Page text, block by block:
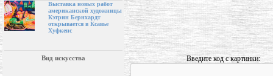
Выставка новых работ
американской художницы
Кэтрин Бернхардт
открывается в Ксавье
Хуфкенс
Вид искусства Введите код с картинки: